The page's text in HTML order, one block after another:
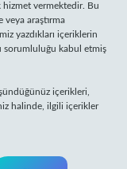
hizmet vermektedir. Bu
araştırma
yazdıkları içeriklerin
sorumluluğu kabul etmiş
içerikleri,
halinde, ilgili içerikler